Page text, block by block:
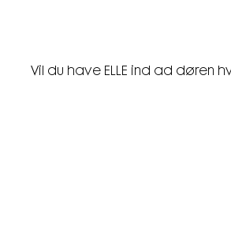
Vil du have ELLE ind ad døren